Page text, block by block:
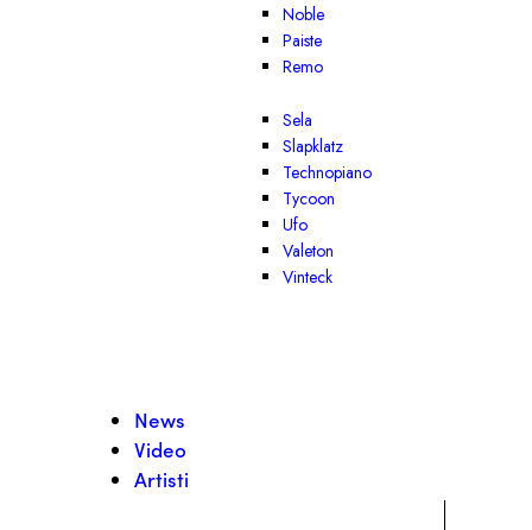
Noble
Paiste
Remo
Sela
Slapklatz
Technopiano
Tycoon
Ufo
Valeton
Vinteck
News
Video
Artisti